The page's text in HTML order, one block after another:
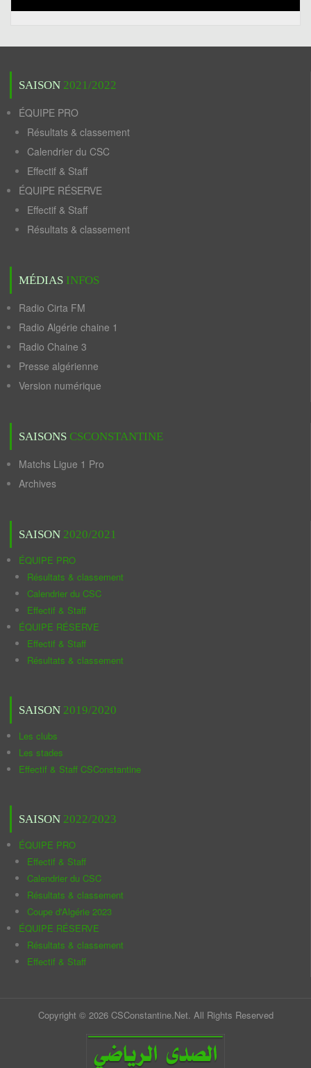
SAISON 2021/2022
ÉQUIPE PRO
Résultats & classement
Calendrier du CSC
Effectif & Staff
ÉQUIPE RÉSERVE
Effectif & Staff
Résultats & classement
MÉDIAS INFOS
Radio Cirta FM
Radio Algérie chaine 1
Radio Chaine 3
Presse algérienne
Version numérique
SAISONS CSCONSTANTINE
Matchs Ligue 1 Pro
Archives
SAISON 2020/2021
ÉQUIPE PRO
Résultats & classement
Calendrier du CSC
Effectif & Staff
ÉQUIPE RÉSERVE
Effectif & Staff
Résultats & classement
SAISON 2019/2020
Les clubs
Les stades
Effectif & Staff CSConstantine
SAISON 2022/2023
ÉQUIPE PRO
Effectif & Staff
Calendrier du CSC
Résultats & classement
Coupe d'Algérie 2023
ÉQUIPE RÉSERVE
Résultats & classement
Effectif & Staff
Copyright © 2026 CSConstantine.Net. All Rights Reserved